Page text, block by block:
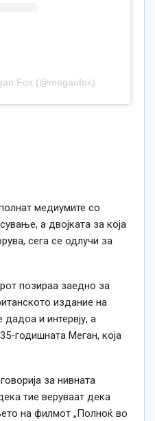
Fox (@meganfox)
медиумите со
а двојката за која
сега се одлучи за
позираа заедно за
издание на
дадоа и интервју, а
годишната Меган, која
за нивната
тие веруваат дека
на филмот „Полноќ во